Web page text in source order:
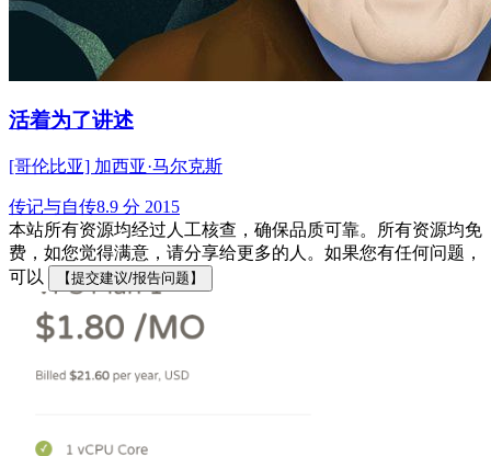
活着为了讲述
[哥伦比亚] 加西亚·马尔克斯
传记与自传8.9 分 2015
本站所有资源均经过人工核查，确保品质可靠。所有资源均免
费，如您觉得满意，请分享给更多的人。如果您有任何问题，
可以
【提交建议/报告问题】